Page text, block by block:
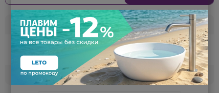
Склад Кол-во Срок поставки
Воронеж 5
Самовывоз
сегодня
Белгород под заказ 3 - 7 дней